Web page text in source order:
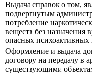
Выдача справок о том,
подвергнутым
потребление
веществ без назначения
опасных психоактивных
Оформление и выдача
договору на передачу в
существующими